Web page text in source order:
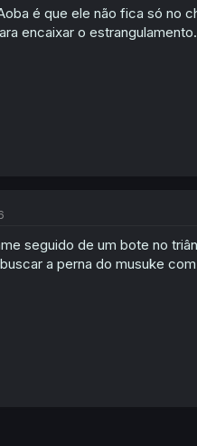
é que ele não fica só no
encaixar o estrangulamento.
seguido de um bote no
a perna do musuke